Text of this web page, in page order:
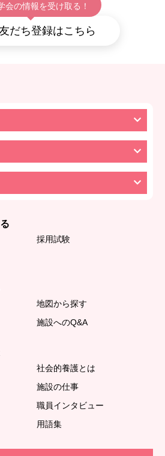
会の情報を受け取る！
だち登録はこちら
採用試験
地図から探す
施設へのQ&A
社会的養護とは
施設の仕事
職員インタビュー
用語集